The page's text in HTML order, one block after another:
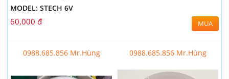
MODEL: STECH 6V
60,000 đ MUA
0988.685.856 Mr.Hùng 0988.685.856 Mr.Hùng